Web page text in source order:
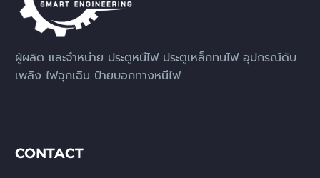
ผู้ผลิต และจำหน่าย ประตูหนีไฟ ประตูเหล็กทนไฟ อุปกรณ์ดับ
เพลิง ไฟฉุกเฉิน ป้ายบอกทางหนีไฟ
CONTACT